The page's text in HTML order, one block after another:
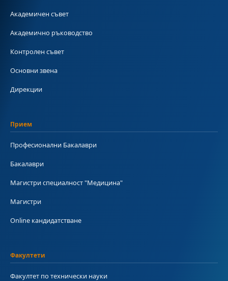
Академичен съвет
Академично ръководство
Контролен съвет
Основни звена
Дирекции
Прием
Професионални Бакалаври
Бакалаври
Магистри специалност "Медицина"
Магистри
Online кандидатстване
Факултети
Факултет по технически науки